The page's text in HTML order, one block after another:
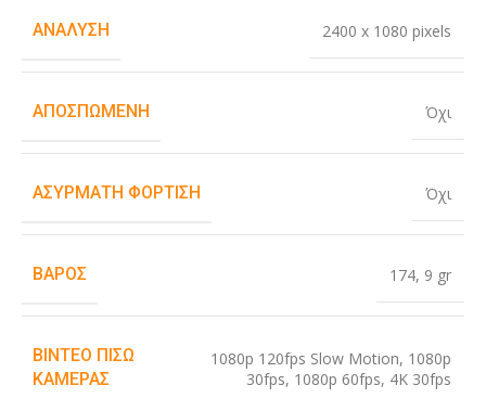
ΑΝΆΛΥΣΗ 2400 x 1080 pixels
ΑΠΟΣΠΏΜΕΝΗ Όχι
ΑΣΎΡΜΑΤΗ ΦΌΡΤΙΣΗ Όχι
ΒΆΡΟΣ 174, 9 gr
ΒΊΝΤΕΟ ΠΊΣΩ
ΚΆΜΕΡΑΣ
1080p 120fps Slow Motion, 1080p
30fps, 1080p 60fps, 4K 30fps